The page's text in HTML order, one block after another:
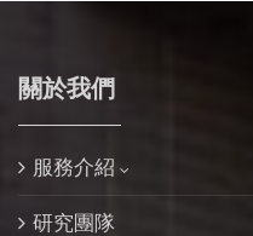
關於我們
服務介紹
研究團隊